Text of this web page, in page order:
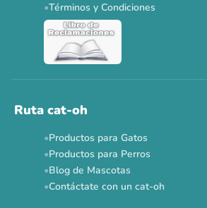
Ver todas las promos 🐾
Términos y Condiciones
Ruta cat-oh
Productos para Gatos
Productos para Perros
Blog de Mascotas
Contáctate con un cat-oh